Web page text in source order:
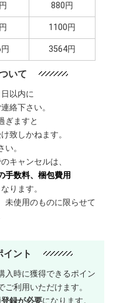
880円
1100円
3564円
いて
以内に
絡下さい。
ぎますと
致しかねます。
。
キャンセルは、
手数料、梱包費用
ります。
未使用のものに限らせて
イント
入時に獲得できるポイン
ご利用いただけます。
録が必要になります。